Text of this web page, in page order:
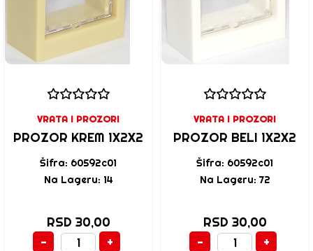
VRATA I PROZORI
PROZOR KREM 1X2X2
Šifra: 60592c01
Na Lageru: 14
RSD 30,00
-
+
VRATA I PROZORI
PROZOR BELI 1X2X2
Šifra: 60592c01
Na Lageru: 72
RSD 30,00
-
+